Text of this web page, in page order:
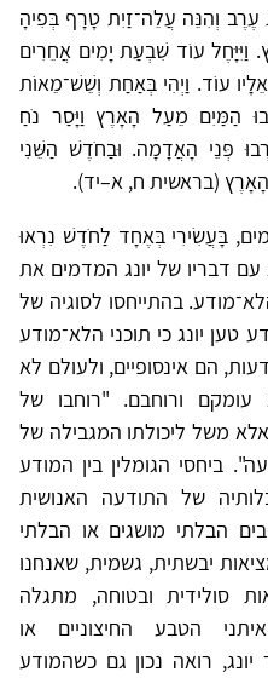
עֶרֶב וְהִנֵּה עֲלֵה־זַיִת טָרָף בְּפִיהָ
וַיִּיָּחֶל עוֹד שִׁבְעַת יָמִים אֲחֵרִים
עוֹד. וַיְהִי בְּאַחַת וְשֵׁשׁ־מֵאוֹת
הַמַּיִם מֵעַל הָאָרֶץ וַיָּסַר נֹחַ
פְּנֵי הָאֲדָמָה. וּבַחֹדֶשׁ הַשֵּׁנִי
(בראשית ח, א–יד).
בָּעֲשִׂירִי בְּאֶחָד לַחֹדֶשׁ נִרְאוּ
דבריו של יונג המדמים את
בהתייחסו לסוגיה של
טען יונג כי תוכני הלא־מודע
הם אינסופיים, ולעולם לא
ורוחבם. "רוחבו של
אלא משל ליכולתו המגבילה של
ביחסי הגומלין בין המודע
של התודעה האנושית
הבלתי מושגים או הבלתי
יבשתית, גשמית, שאנחנו
סולידית ובטוחה, מתגלה
הטבע החיצוניים או
רואה נכון גם כשהמודע